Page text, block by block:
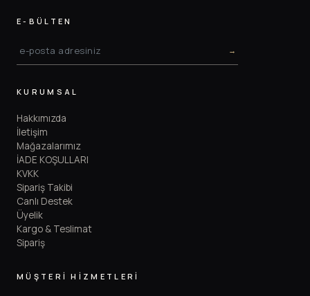
E-BÜLTEN
→
KURUMSAL
Hakkımızda
İletişim
Mağazalarımız
İADE KOŞULLARI
KVKK
Sipariş Takibi
Canlı Destek
Üyelik
Kargo & Teslimat
Sipariş
MÜŞTERİ HİZMETLERİ